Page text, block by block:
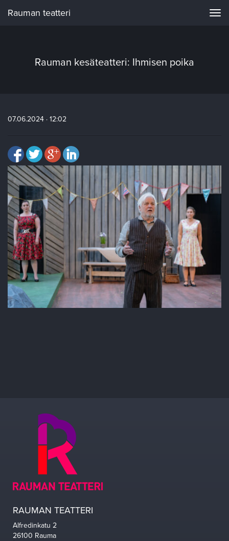
Rauman teatteri
Rauman kesäteatteri: Ihmisen poika
07.06.2024 · 12:02
RAUMAN TEATTERI
Alfredinkatu 2
26100 Rauma